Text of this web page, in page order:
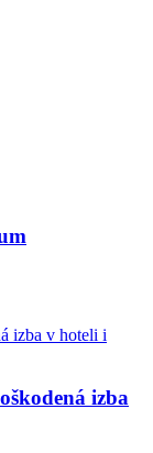
izba